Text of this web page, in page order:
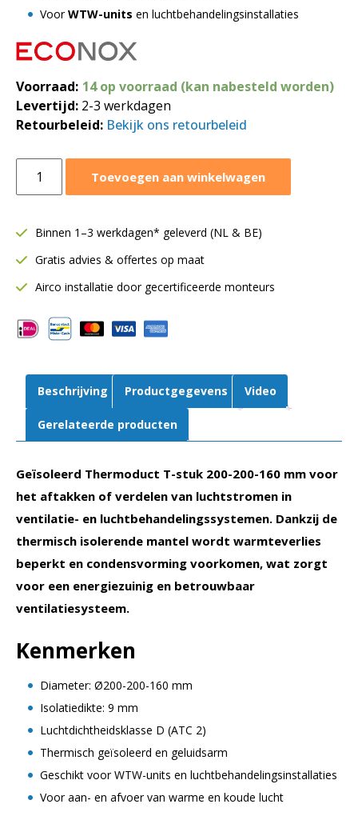
VoorWTW-units en luchtbehandelingsinstallaties
Voorraad: 14 op voorraad (kan nabesteld worden)
Levertijd: 2-3 werkdagen
Retourbeleid: Bekijk ons retourbeleid
thermoduct
stuk
200-
160
|
90°
isolatie
Toevoegen aan winkelwagen
Binnen 1–3 werkdagen* geleverd (NL & BE)
Gratis advies & offertes op maat
Airco installatie door gecertificeerde monteurs
Beschrijving Productgegevens Video
Gerelateerde producten
Geïsoleerd Thermoduct T-stuk 200-200-160 mm voor
het aftakken of verdelen van luchtstromen in
ventilatie- en luchtbehandelingssystemen. Dankzij de
thermisch isolerende mantel wordt warmteverlies
beperkt en condensvorming voorkomen, wat zorgt
voor een energiezuinig en betrouwbaar
ventilatiesysteem.
Kenmerken
Diameter: Ø200-200-160 mm
Isolatiedikte: 9 mm
Luchtdichtheidsklasse D (ATC 2)
Thermisch geïsoleerd en geluidsarm
Geschikt voor WTW-units en luchtbehandelingsinstallaties
Voor aan- en afvoer van warme en koude lucht